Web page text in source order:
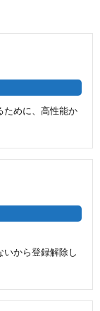
ために、高性能か
いから登録解除し